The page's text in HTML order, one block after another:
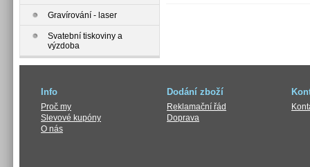
Gravírování - laser
Svatební tiskoviny a
výzdoba
Info Dodání zboží
Proč my
Slevové kupóny
O nás
Reklamační řád
Doprava